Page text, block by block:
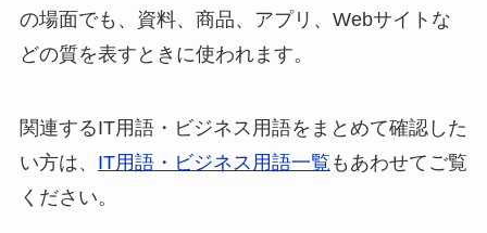
の場面でも、資料、商品、アプリ、Webサイトな
どの質を表すときに使われます。
関連するIT用語・ビジネス用語をまとめて確認した
い方は、 IT用語・ビジネス用語一覧 もあわせてご覧
ください。